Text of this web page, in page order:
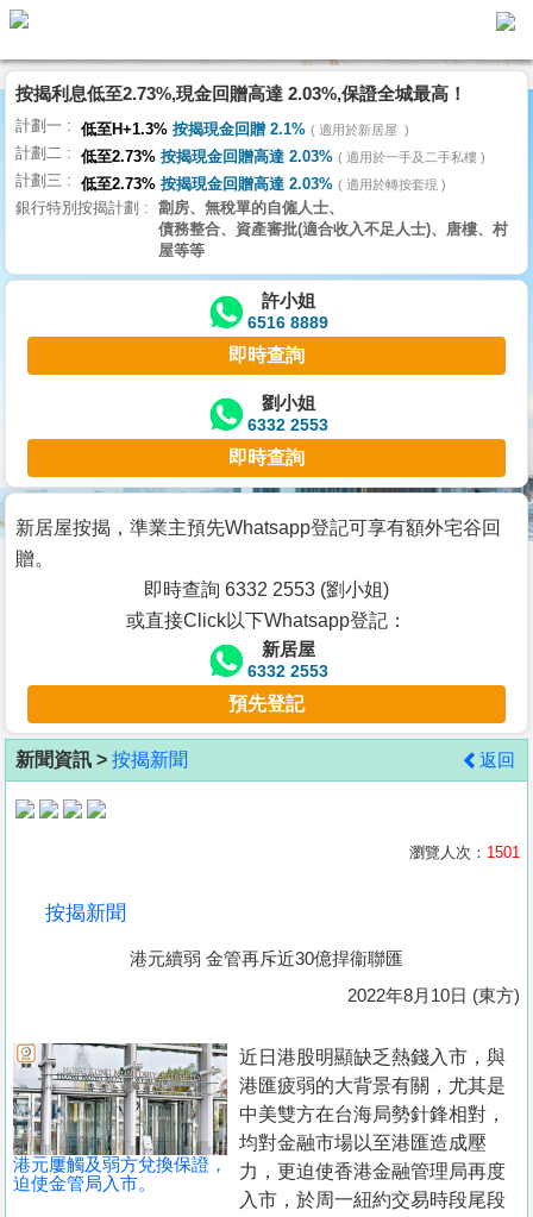
代
理
主
頁
搵
樓/
交
業
主
宅
谷
按
客
地
產
置
業
手
冊
按揭利息低至2.73%,現金回贈高達 2.03%,保證全城最高！
計劃一 低至H+1.3% 按揭現金回贈 2.1% 適用於新居屋
計劃二 低至2.73% 按揭現金回贈高達 2.03% 適用於一手及二手私樓
計劃三 低至2.73% 按揭現金回贈高達 2.03% 適用於轉按套現
銀行特別按揭計劃
劏房、無稅單的自僱人士、
債務整合、資產審批(適合收入不足人士)、唐樓、村
屋等等
許小姐
6516 8889
即時查詢
劉小姐
6332 2553
即時查詢
新居屋按揭，準業主預先Whatsapp登記可享有額外宅谷回
贈。
即時查詢 6332 2553 (劉小姐)
或直接Click以下Whatsapp登記：
新居屋
6332 2553
預先登記
新聞資訊 > 按揭新聞 返回
瀏覽人次： 1501
按揭新聞
港元續弱 金管再斥近30億捍衞聯匯
2022年8月10日 (東方)
港元屢觸及弱方兌換保證，
迫使金管局入市。
近日港股明顯缺乏熱錢入市，與
港匯疲弱的大背景有關，尤其是
中美雙方在台海局勢針鋒相對，
均對金融市場以至港匯造成壓
力，更迫使香港金融管理局再度
入市，於周一紐約交易時段尾段